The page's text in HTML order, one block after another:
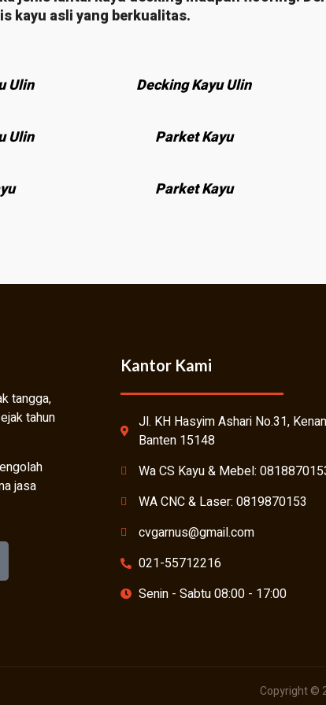
kayu asli yang berkualitas.
Ulin Decking Kayu Ulin
Ulin Parket Kayu
Parket Kayu
tangga,
tahun
jasa
Kantor Kami
Jl. KH Hasyim Ashari No.31,
Banten 15148
Wa CS Kayu & Mebel:
WA CNC & Laser: 0819870153
cvgarnus@gmail.com
021-55712216
Senin - Sabtu 08:00 - 17:00
Copyright ©